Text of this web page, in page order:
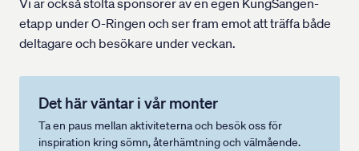
Vi är också stolta sponsorer av en egen KungSängen-
etapp under O-Ringen och ser fram emot att träffa både
deltagare och besökare under veckan.
Det här väntar i vår monter
Ta en paus mellan aktiviteterna och besök oss för
inspiration kring sömn, återhämtning och välmående.